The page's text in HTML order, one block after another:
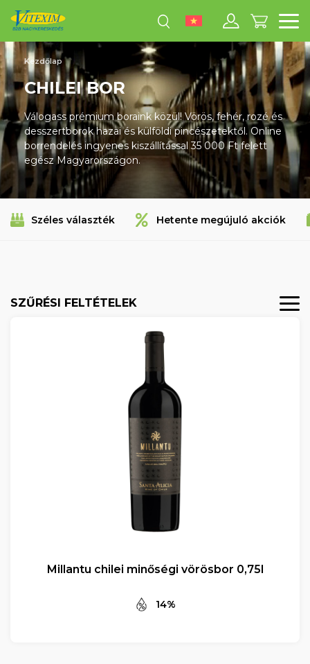
Kezdőlap
CHILEI BOR
Válogass prémium boraink közül! Vörös, fehér, rozé és
desszertborok hazai és külföldi pincészetektől. Online
borrendelés ingyenes kiszállítással 35 000 Ft felett
egész Magyarországon.
Széles választék Hetente megújuló akciók
SZŰRÉSI FELTÉTELEK
Millantu chilei minőségi vörösbor 0,75l
14%